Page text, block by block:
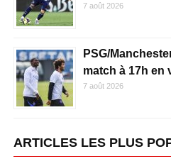
7 août 2026
PSG/
match à 17h en
7 août 2026
ARTICLES LES PLUS